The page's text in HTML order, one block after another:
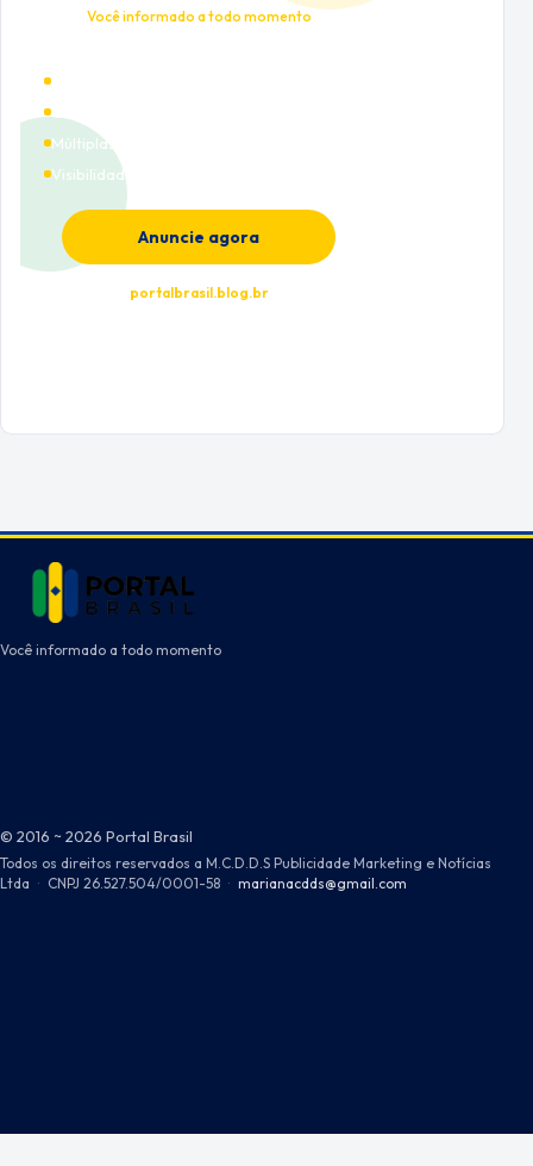
Você informado a todo momento
Múltiplas categorias
Visibilidade premium
Anuncie agora
portalbrasil.blog.br
Você informado a todo momento
© 2016 ~ 2026 Portal Brasil
Todos os direitos reservados a M.C.D.D.S Publicidade Marketing e Notícias
Ltda · CNPJ 26.527.504/0001-58 · marianacdds@gmail.com